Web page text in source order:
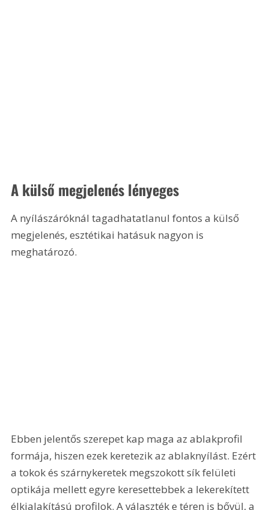
A külső megjelenés lényeges
A nyílászáróknál tagadhatatlanul fontos a külső
megjelenés, esztétikai hatásuk nagyon is
meghatározó.
Ebben jelentős szerepet kap maga az ablakprofil
formája, hiszen ezek keretezik az ablaknyílást. Ezért
a tokok és szárnykeretek megszokott sík felületi
optikája mellett egyre keresettebbek a lekerekített
élkialakítású profilok. A választék e téren is bővül, a